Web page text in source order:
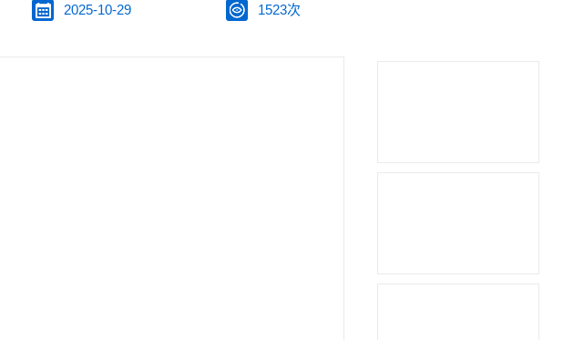
2025-10-29 1523次